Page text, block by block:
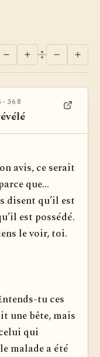
368
avis, ce serait
que...
disent qu’il est
est possédé.
le voir, toi.
tu ces
une bête, mais
qui
malade a été